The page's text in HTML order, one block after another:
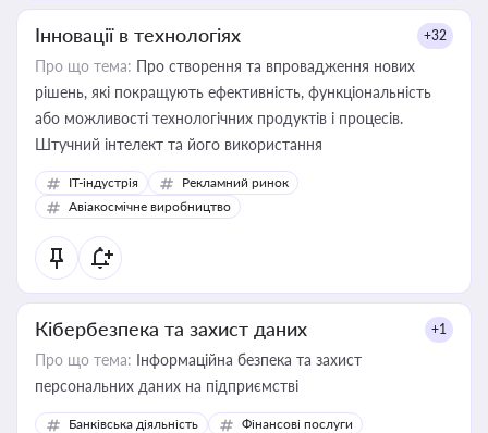
Інновації в технологіях +32
Про що тема: Про створення та впровадження нових
рішень, які покращують ефективність, функціональність
або можливості технологічних продуктів і процесів.
Штучний інтелект та його використання
IT-індустрія
Рекламний ринок
Авіакосмічне виробництво
Кібербезпека та захист даних +1
Про що тема: Інформаційна безпека та захист
персональних даних на підприємстві
Банківська діяльність
Фінансові послуги